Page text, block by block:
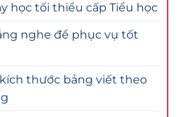
học tối thiểu cấp Tiểu học
nghe để phục vụ tốt
thước bảng viết theo